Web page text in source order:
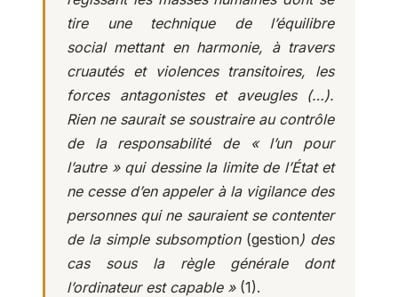
tire une technique de l’équilibre
social mettant en harmonie, à travers
cruautés et violences transitoires, les
forces antagonistes et aveugles (…).
Rien ne saurait se soustraire au contrôle
de la responsabilité de « l’un pour
l’autre » qui dessine la limite de l’État et
ne cesse d’en appeler à la vigilance des
personnes qui ne sauraient se contenter
de la simple subsomption (gestion) des
cas sous la règle générale dont
l’ordinateur est capable » (1).